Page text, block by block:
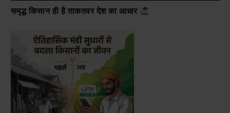
समृद्ध किसान ही है ताकतवर देश का आधार